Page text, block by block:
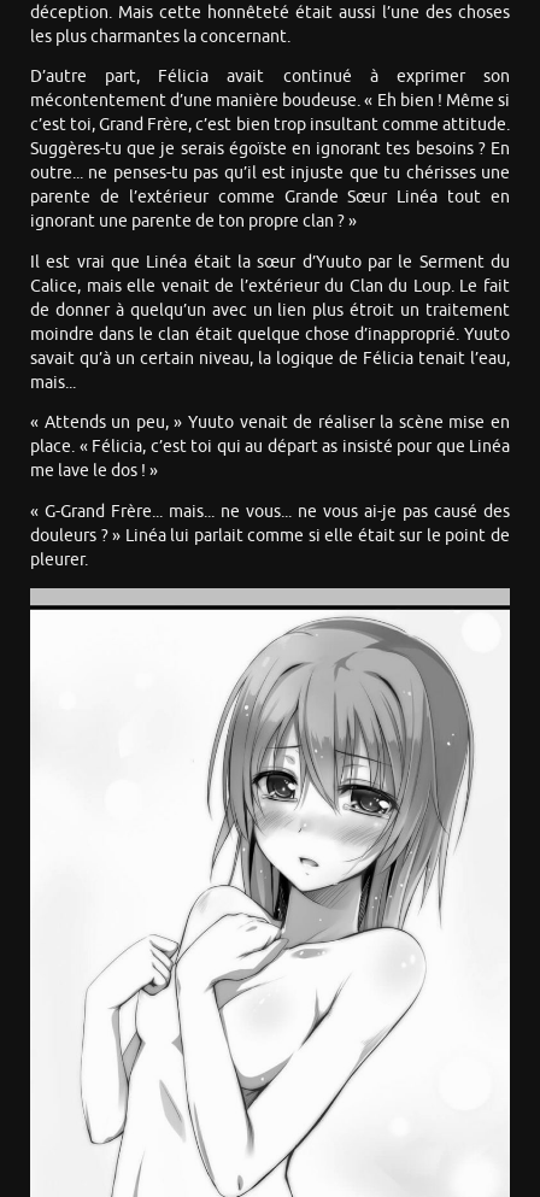
déception. Mais cette honnêteté était aussi l’une des choses
les plus charmantes la concernant.
D’autre part, Félicia avait continué à exprimer son
mécontentement d’une manière boudeuse. « Eh bien ! Même si
c’est toi, Grand Frère, c’est bien trop insultant comme attitude.
Suggères-tu que je serais égoïste en ignorant tes besoins ? En
outre... ne penses-tu pas qu’il est injuste que tu chérisses une
parente de l’extérieur comme Grande Sœur Linéa tout en
ignorant une parente de ton propre clan ? »
Il est vrai que Linéa était la sœur d’Yuuto par le Serment du
Calice, mais elle venait de l’extérieur du Clan du Loup. Le fait
de donner à quelqu’un avec un lien plus étroit un traitement
moindre dans le clan était quelque chose d’inapproprié. Yuuto
savait qu’à un certain niveau, la logique de Félicia tenait l’eau,
mais...
« Attends un peu, » Yuuto venait de réaliser la scène mise en
place. « Félicia, c’est toi qui au départ as insisté pour que Linéa
me lave le dos ! »
« G-Grand Frère... mais... ne vous... ne vous ai-je pas causé des
douleurs ? » Linéa lui parlait comme si elle était sur le point de
pleurer.